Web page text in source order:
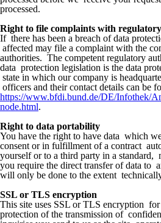
processed.
Right to file complaints with
If there has been a breach of data
affected may file a complaint with the
authorities. The competent regulatory
data protection legislation is the data
state in which our company is
officers and their contact details can be
https://www.bfdi.bund.de/DE/Infothek/
node.html.
Right to data portability
You have the right to have data which
consent or in fulfillment of a contract
yourself or to a third party in a standard,
you require the direct transfer of data to
will only be done to the extent
SSL or TLS encryption
This site uses SSL or TLS encryption for
protection of the transmission of